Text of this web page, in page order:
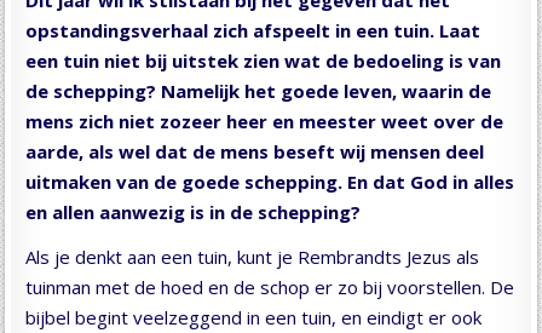
opstandingsverhaal zich afspeelt in een tuin. Laat
een tuin niet bij uitstek zien wat de bedoeling is van
de schepping? Namelijk het goede leven, waarin de
mens zich niet zozeer heer en meester weet over de
aarde, als wel dat de mens beseft wij mensen deel
uitmaken van de goede schepping. En dat God in alles
en allen aanwezig is in de schepping?
Als je denkt aan een tuin, kunt je Rembrandts Jezus als
tuinman met de hoed en de schop er zo bij voorstellen. De
bijbel begint veelzeggend in een tuin, en eindigt er ook